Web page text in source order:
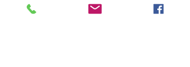
多謝哂🙏
大家咁話啦👍😍😝